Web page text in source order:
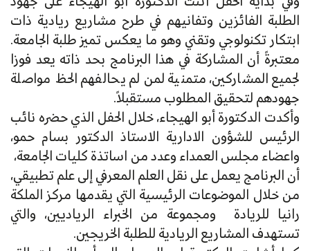
الطلبة الفائزين وتفانيهم في طرح مشاريع ريادية ذات
ابتكار تكنولوجي وتقني وهو ما يعكس تميز طلبة الجامعة.
معتبرةً أن المشاركة في هذا البرنامج بحد ذاته يعد فوزا
لجميع المشاركين، متمنية لمن لم يحالفهم الحظ مواصلة
جهودهم لتحقيق المطلوب مستقبلاً.
وأكدت الدكتورة أبو الهيجاء، خلال الحفل الذي حضره نائب
الرئيس للشؤون الادارية الاستاذ الدكتور بسام حمو،
واعضاء مجلس العمداء وعدد من اساتذة كليات الجامعة،
أن البرنامج يعمل على نقل العلم المعرفي إلى علم تطبيقي،
من خلال الموضوعات الرئيسية التي يقدمها مركز الملكة
رانيا للريادة ومجموعة من الخبراء الرياديين، والتي
تستهدف المشاريع الريادية للطلبة الخريجين.